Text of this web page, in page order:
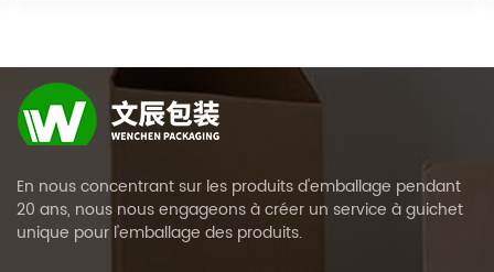
En nous concentrant sur les produits d'emballage pendant
20 ans, nous nous engageons à créer un service à guichet
unique pour l'emballage des produits.